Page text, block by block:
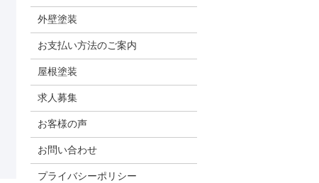
外壁塗装
お支払い方法のご案内
屋根塗装
求人募集
お客様の声
お問い合わせ
プライバシーポリシー